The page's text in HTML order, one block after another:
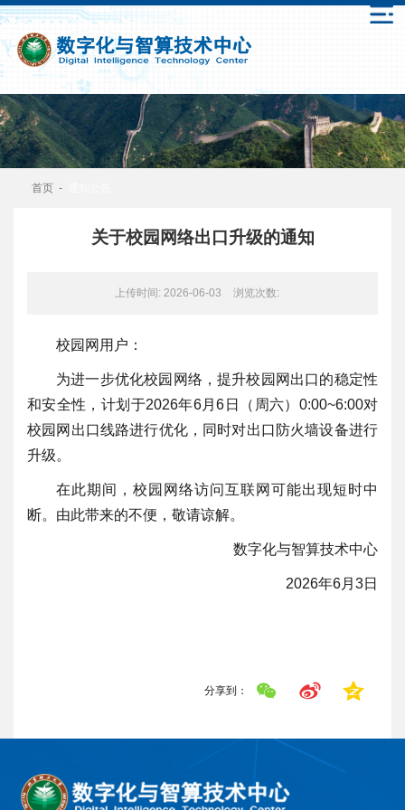
首页 -
关于校园网络出口升级的通知
上传时间: 2026-06-03 浏览次数:
校园网用户：
为进一步优化校园网络，提升校园网出口的稳定性
和安全性，计划于2026年6月6日（周六）0:00~6:00对
校园网出口线路进行优化，同时对出口防火墙设备进行
升级。
在此期间，校园网络访问互联网可能出现短时中
断。由此带来的不便，敬请谅解。
数字化与智算技术中心
2026年6月3日
分享到：